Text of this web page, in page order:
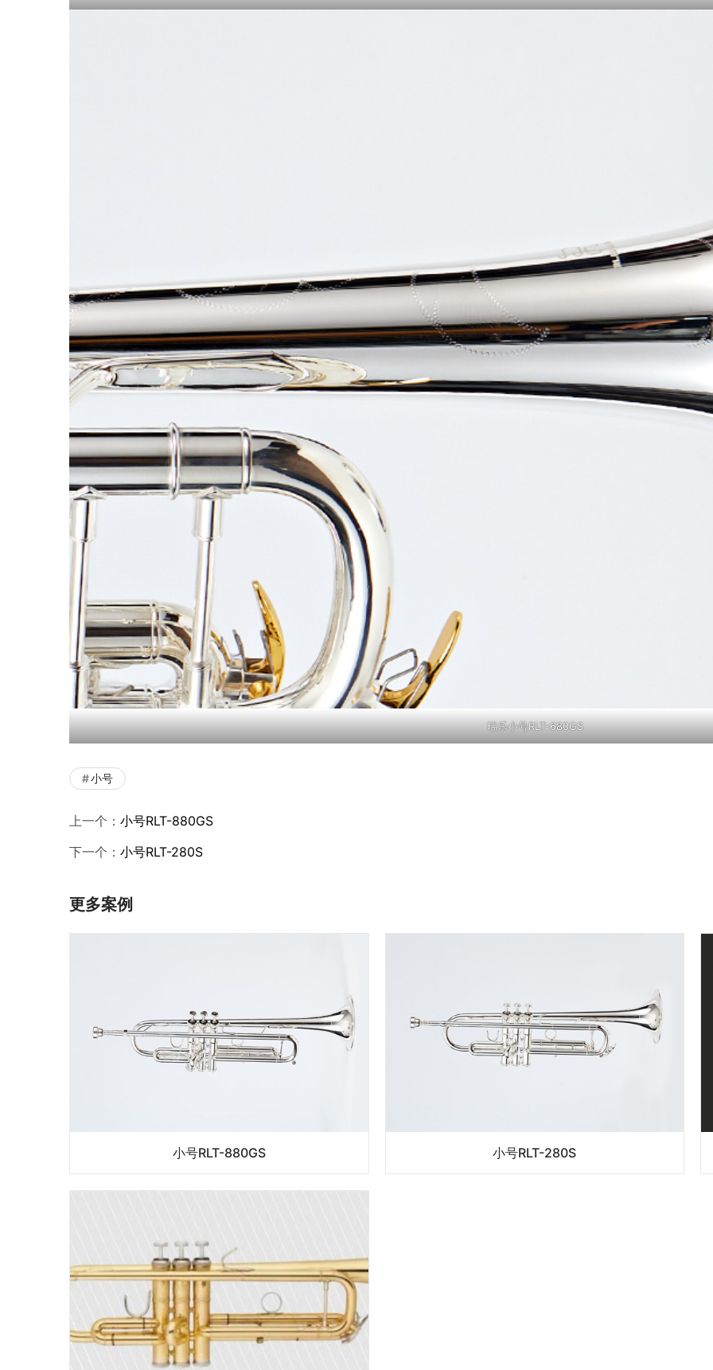
瑞乐小号RLT-680GS
小号
上一个： 小号RLT-880GS
下一个： 小号RLT-280S
更多案例
小号RLT-880GS 小号RLT-280S